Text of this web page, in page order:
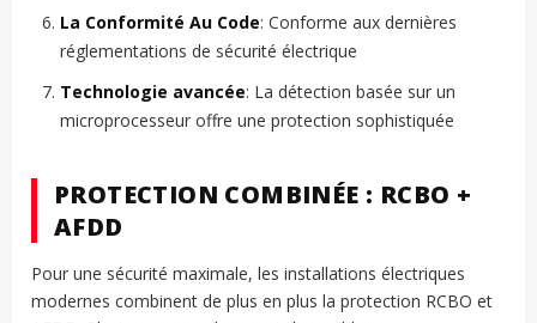
La Conformité Au Code: Conforme aux dernières
réglementations de sécurité électrique
Technologie avancée: La détection basée sur un
microprocesseur offre une protection sophistiquée
PROTECTION COMBINÉE : RCBO +
AFDD
Pour une sécurité maximale, les installations électriques
modernes combinent de plus en plus la protection RCBO et